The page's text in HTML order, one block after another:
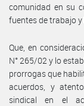
comunidad en su
fuentes de trabajo
Que, en
N° 265/02 y lo
prorrogas que
acuerdos, y
sindical en el